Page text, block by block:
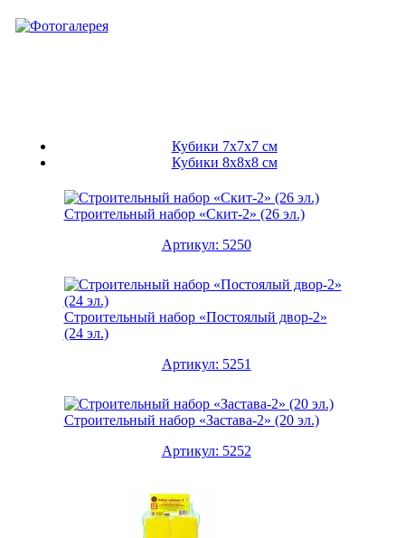
Кубики 7х7х7 см
Кубики 8х8х8 см
Строительный набор «Скит-2» (26 эл.)
Артикул: 5250
Строительный набор «Постоялый двор-2»
(24 эл.)
Артикул: 5251
Строительный набор «Застава-2» (20 эл.)
Артикул: 5252